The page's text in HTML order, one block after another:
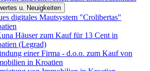
u. Neuigkeiten
digitales Mautsystem "Crolibertas"
Häuser zum Kauf für 13 Cent in
(Legrad)
einer Firma - d.o.o. zum Kauf von
in Kroatien